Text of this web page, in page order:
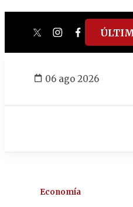
twitterinstagram
facebook
tiktok
06 ago 2026
Economía